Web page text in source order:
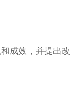
成效，并提出改